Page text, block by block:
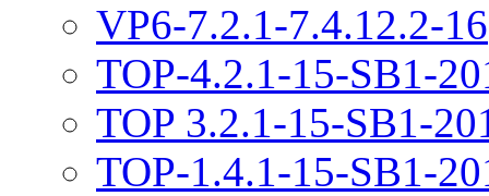
VP6-7.2.1-7.4.12.2-16
TOP-4.2.1-15-SB1-
TOP 3.2.1-15-SB1-
TOP-1.4.1-15-SB1-